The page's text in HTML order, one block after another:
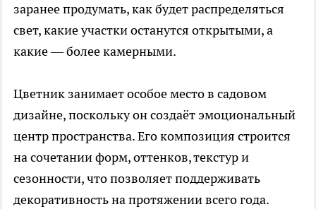
заранее продумать, как будет распределяться
свет, какие участки останутся открытыми, а
какие — более камерными.
Цветник занимает особое место в садовом
дизайне, поскольку он создаёт эмоциональный
центр пространства. Его композиция строится
на сочетании форм, оттенков, текстур и
сезонности, что позволяет поддерживать
декоративность на протяжении всего года.